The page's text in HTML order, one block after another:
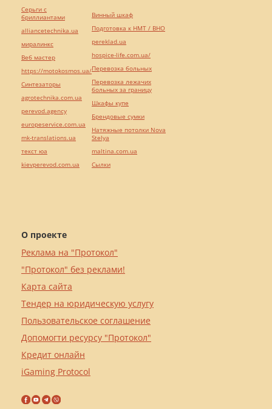
О проекте
Реклама на "Протокол"
"Протокол" без реклами!
Карта сайта
Тендер на юридическую услугу
Пользовательское соглашение
Допомогти ресурсу "Протокол"
Кредит онлайн
iGaming Protocol
Серьги с
бриллиантами
alliancetechnika.ua
миралинкс
Веб мастер
https://motokosmos.ua/
Синтезаторы
agrotechnika.com.ua
perevod.agency
europeservice.com.ua
mk-translations.ua
текст юа
kievperevod.com.ua
Винный шкаф
Подготовка к НМТ / ВНО
pereklad.ua
hospice-life.com.ua/
Перевозка больных
Перевозка лежачих
больных за границу
Шкафы купе
Брендовые сумки
Натяжные потолки Nova
Stelya
maltina.com.ua
Cылки